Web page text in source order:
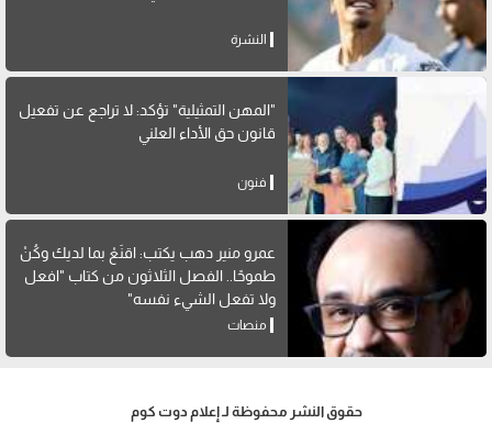
النشرة
"المهن التمثيلية" تؤكد: لا تراجع عن تفعيل
قانون حق الأداء العلني
فنون
عمرو منير دهب يكتب: اقنَعْ بما لديك وكُنْ
طموحًا.. الفصل الثلاثون من كتاب "افعل
ولا تفعل الشيء نفسه"
منصات
حقوق النشر محفوظة لـ إعلام دوت كوم